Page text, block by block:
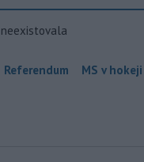
Referendum MS v hokeji